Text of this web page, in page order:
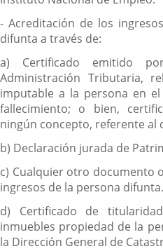
- Acreditación de los
difunta a través de:
a) Certificado emitido
Administración Tributaria,
imputable a la persona en
fallecimiento; o bien,
ningún concepto, referente al
b) Declaración jurada de
c) Cualquier otro documento
ingresos de la persona difunta.
d) Certificado de
inmuebles propiedad de la
la Dirección General de